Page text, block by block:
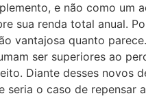
e não como um
sua renda total anual.
vantajosa quanto
ser superiores ao
Diante desses novos
o caso de repensar